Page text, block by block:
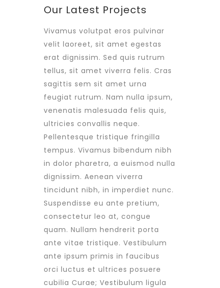
Our Latest Projects
Vivamus volutpat eros pulvinar
velit laoreet, sit amet egestas
erat dignissim. Sed quis rutrum
tellus, sit amet viverra felis. Cras
sagittis sem sit amet urna
feugiat rutrum. Nam nulla ipsum,
venenatis malesuada felis quis,
ultricies convallis neque.
Pellentesque tristique fringilla
tempus. Vivamus bibendum nibh
in dolor pharetra, a euismod nulla
dignissim. Aenean viverra
tincidunt nibh, in imperdiet nunc.
Suspendisse eu ante pretium,
consectetur leo at, congue
quam. Nullam hendrerit porta
ante vitae tristique. Vestibulum
ante ipsum primis in faucibus
orci luctus et ultrices posuere
cubilia Curae; Vestibulum ligula